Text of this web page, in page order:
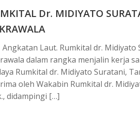
Dr. MIDIYATO
Angkatan Laut. Rumkital dr.
dalam rangka menjalin kerja
Rumkital dr. Midiyato Suratani,
oleh Wakabin Rumkital dr.
didampingi […]